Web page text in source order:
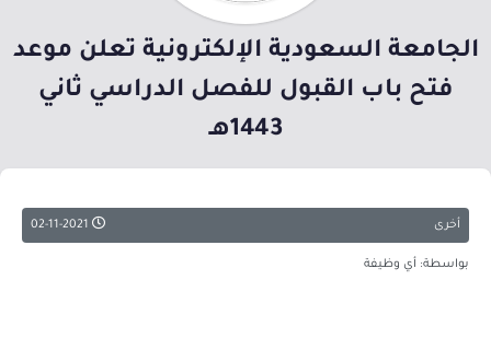
الجامعة السعودية الإلكترونية تعلن موعد
فتح باب القبول للفصل الدراسي ثاني
1443هـ
أخرى
بواسطة: أي وظيفة